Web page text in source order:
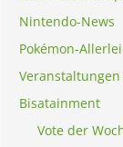
Nintendo-News
Pokémon-Allerlei
Veranstaltungen
Bisatainment
Vote der